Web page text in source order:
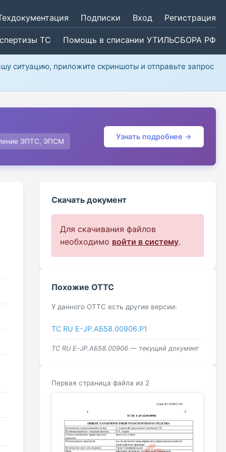
Подписки Вход Регистрация
ТС Помощь в списании УТИЛЬСБОРА РФ
ситуацию, приложите скриншоты и отправьте запрос
ЭПТС, ЭПСМ
Узнать подробнее →
Скачать документ
Для скачивания файлов
необходимо войти в систему.
Похожие ОТТС
У данного ОТТС есть другие версии:
ТС RU Е-JP.АБ58.00906.Р1
ТС RU Е-JP.АБ58.00906 — текущий документ
Первая страница файла из 2